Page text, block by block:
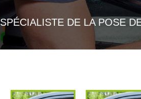
SPÉCIALISTE DE LA POSE